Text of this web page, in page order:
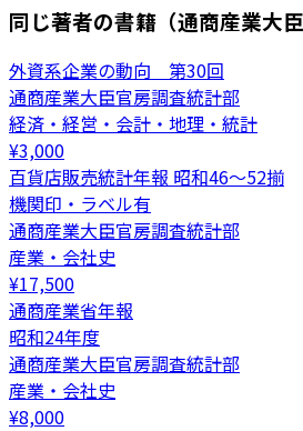
同じ著者の書籍（通商産業大
外資系企業の動向 第30回
通商産業大臣官房調査統計部
経済・経営・会計・地理・統計
¥3,000
百貨店販売統計年報 昭和46～52揃
機関印・ラベル有
通商産業大臣官房調査統計部
産業・会社史
¥17,500
通商産業省年報
昭和24年度
通商産業大臣官房調査統計部
産業・会社史
¥8,000